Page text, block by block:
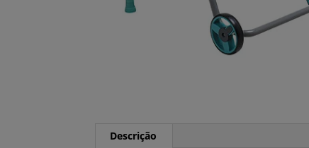
Descrição